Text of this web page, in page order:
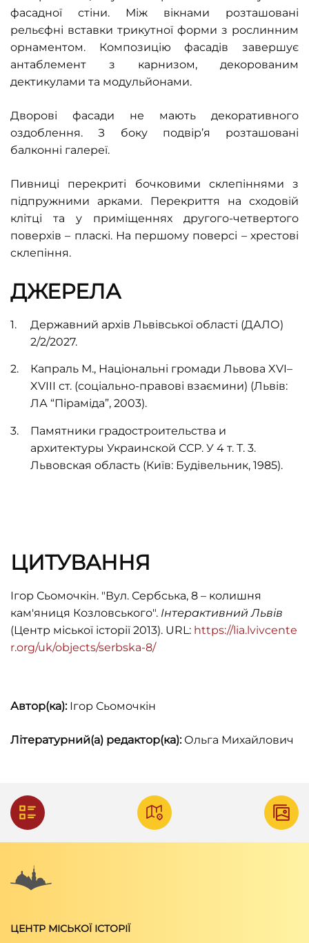
фасадної стіни. Між вікнами розташовані
рельєфні вставки трикутної форми з рослинним
орнаментом. Композицію фасадів завершує
антаблемент з карнизом, декорованим
дектикулами та модульйонами.
Дворові фасади не мають декоративного
оздоблення. З боку подвір’я розташовані
балконні галереї.
Пивниці перекриті бочковими склепіннями з
підпружними арками. Перекриття на сходовій
клітці та у приміщеннях другого-четвертого
поверхів – пласкі. На першому поверсі – хрестові
склепіння.
ДЖЕРЕЛА
Державний архів Львівської області (ДАЛО)
2/2/2027.
Капраль М., Національні громади Львова XVI–
XVIII ст. (соціально-правові взаємини) (Львів:
ЛА “Піраміда”, 2003).
Памятники градостроительства и
архитектуры Украинской ССР. У 4 т. Т. 3.
Львовская область (Київ: Будівельник, 1985).
ЦИТУВАННЯ
Ігор Сьомочкін. "Вул. Сербська, 8 – колишня
кам'яниця Козловського". Інтерактивний Львів
(Центр міської історії 2013). URL: https://lia.lvivcente
r.org/uk/objects/serbska-8/
Автор(ка):Ігор Сьомочкін
Літературний(а) редактор(ка):Ольга Михайлович
ЦЕНТР МІСЬКОЇ ІСТОРІЇ